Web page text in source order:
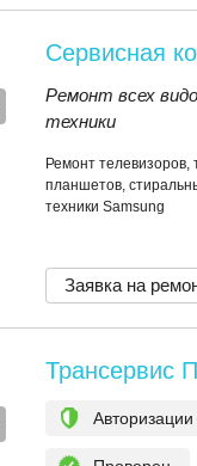
Сервисная
Ремонт всех
техники
Ремонт телевизоров,
планшетов,
техники Samsung
Заявка на
Трансервис
Авторизации